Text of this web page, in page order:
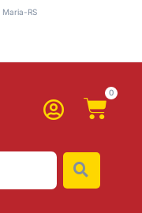
Maria-RS
0